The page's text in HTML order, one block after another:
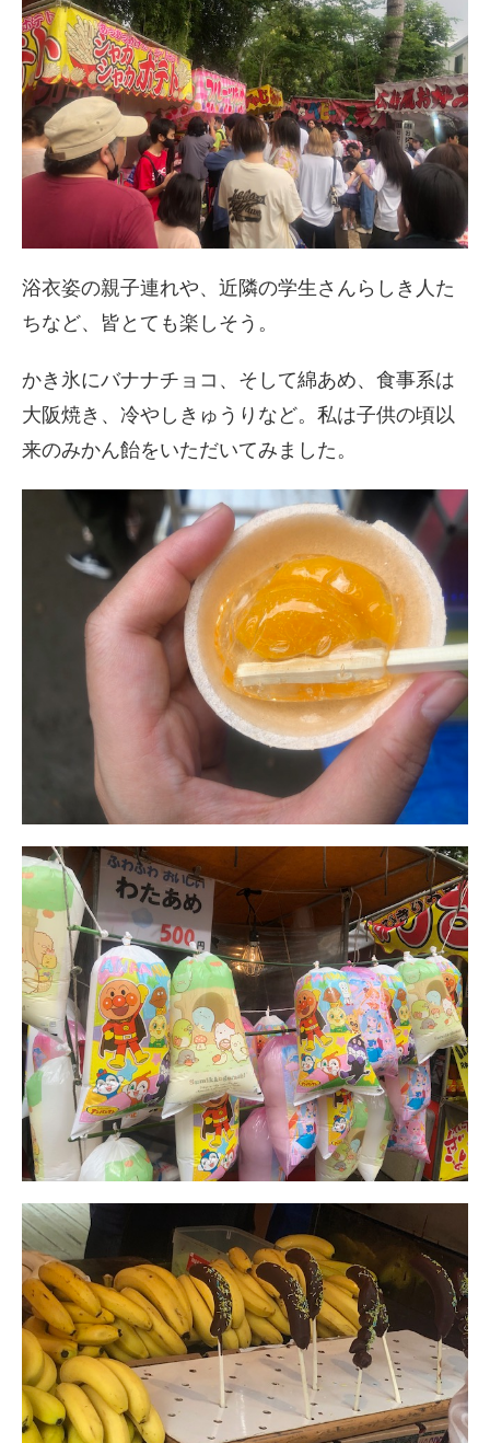
浴衣姿の親子連れや、近隣の学生さんらしき人た
ちなど、皆とても楽しそう。
かき氷にバナナチョコ、そして綿あめ、食事系は
大阪焼き、冷やしきゅうりなど。私は子供の頃以
来のみかん飴をいただいてみました。